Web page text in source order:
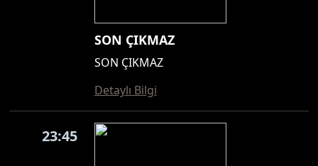
SON ÇIKMAZ
SON ÇIKMAZ
Detaylı Bilgi
23:45